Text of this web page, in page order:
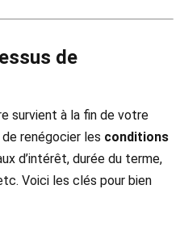
de
survient à la fin de votre
renégocier les conditions
d’intérêt, durée du terme,
Voici les clés pour bien